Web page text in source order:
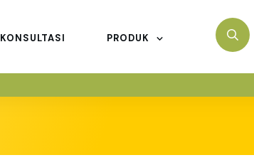
KONSULTASI PRODUK